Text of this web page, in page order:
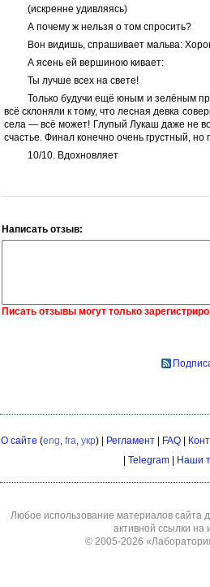
(искренне удивляясь)
А почему ж нельзя о том спросить?
Вон видишь, спрашивает мальва:
А ясень ей вершиною кивает:
Ты лучше всех на свете!
Только будучи ещё юным и зелёным
всё склоняли к тому, что лесная девка
села — всё может! Глупый Лукаш даже не
счастье. Финал конечно очень грустный, но
10/10. Вдохновляет
Написать отзыв:
Писать отзывы могут только
О сайте (eng, fra, укр) | Регламент| FAQ|
Telegram Наши
Любое использование материалов сайта
активной ссылки на
© 2005-2026